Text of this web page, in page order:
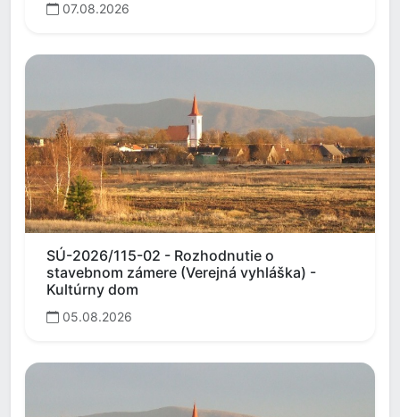
07.08.2026
SÚ-2026/115-02 - Rozhodnutie o
stavebnom zámere (Verejná vyhláška) -
Kultúrny dom
05.08.2026